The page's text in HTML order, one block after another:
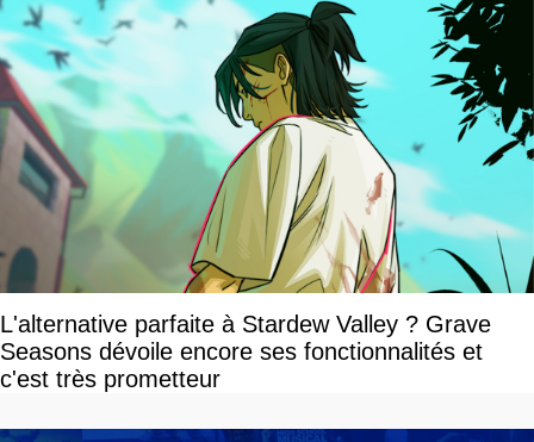
L'alternative parfaite à Stardew Valley ? Grave
Seasons dévoile encore ses fonctionnalités et
c'est très prometteur